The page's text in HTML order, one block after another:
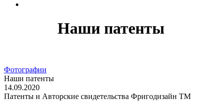
Наши патенты
Фотографии
Наши патенты
14.09.2020
Патенты и Авторские свидетельства Фригодизайн ТМ